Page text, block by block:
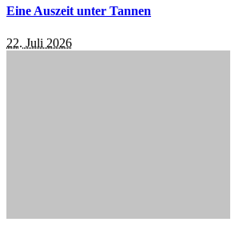
Eine Auszeit unter Tannen
22. Juli 2026